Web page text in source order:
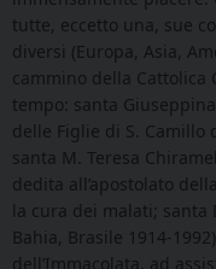
tutte, eccetto una, sue
diversi (Europa, Asia,
cammino della Cattolica
tempo: santa
delle Figlie di S. Camillo
santa M. Teresa
dedita all’apostolato
la cura dei malati; santa
Bahia, Brasile 1914-
dell’Immacolata, ad